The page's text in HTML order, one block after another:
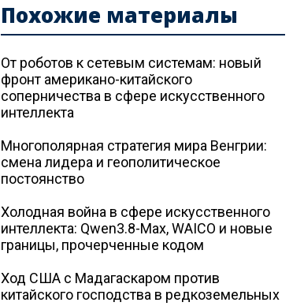
Похожие материалы
От роботов к сетевым системам: новый
фронт американо-китайского
соперничества в сфере искусственного
интеллекта
Многополярная стратегия мира Венгрии:
смена лидера и геополитическое
постоянство
Холодная война в сфере искусственного
интеллекта: Qwen3.8-Max, WAICO и новые
границы, прочерченные кодом
Ход США с Мадагаскаром против
китайского господства в редкоземельных